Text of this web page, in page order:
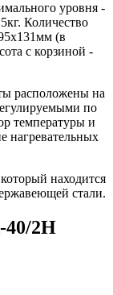
уровня -
Количество
(в
с корзиной -
расположены на
по
температуры и
нагревательных
находится
стали.
40/2Н